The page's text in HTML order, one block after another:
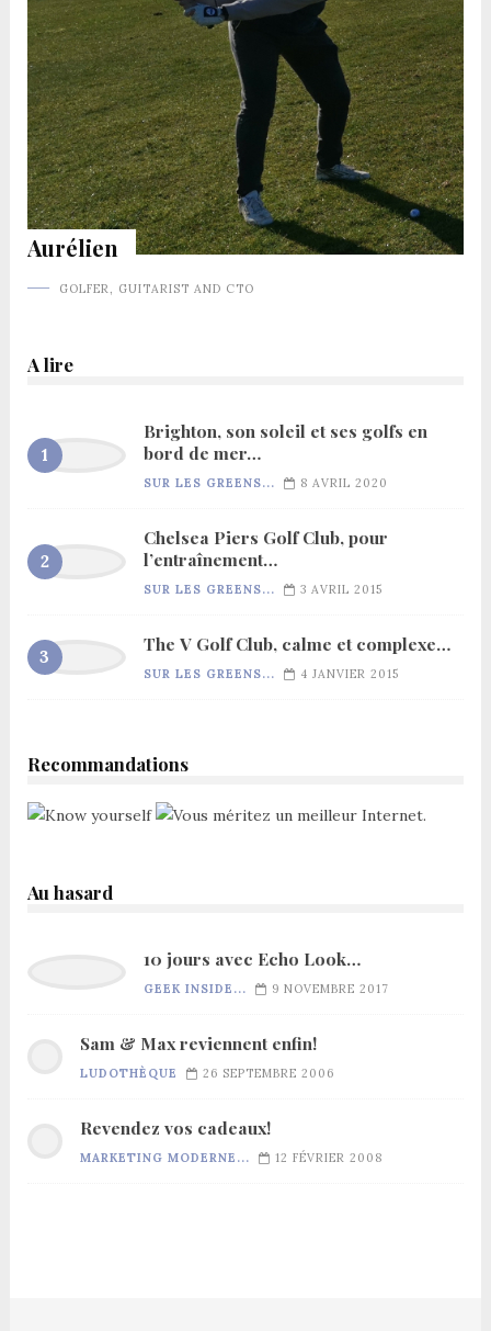
Aurélien
GOLFER, GUITARIST AND CTO
A lire
Brighton, son soleil et ses golfs en
bord de mer…
SUR LES GREENS... 8 AVRIL 2020
Chelsea Piers Golf Club, pour
l’entraînement…
SUR LES GREENS... 3 AVRIL 2015
The V Golf Club, calme et complexe…
SUR LES GREENS... 4 JANVIER 2015
Recommandations
Au hasard
10 jours avec Echo Look…
GEEK INSIDE... 9 NOVEMBRE 2017
Sam & Max reviennent enfin!
LUDOTHÈQUE 26 SEPTEMBRE 2006
Revendez vos cadeaux!
MARKETING MODERNE... 12 FÉVRIER 2008